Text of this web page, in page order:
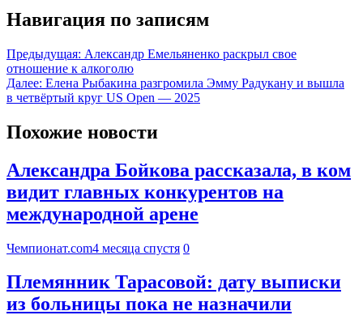
Навигация по записям
Предыдущая: Александр Емельяненко раскрыл свое
отношение к алкоголю
Далее: Елена Рыбакина разгромила Эмму Радукану и вышла
в четвёртый круг US Open — 2025
Похожие новости
Александра Бойкова рассказала, в ком
видит главных конкурентов на
международной арене
Чемпионат.com4 месяца спустя 0
Племянник Тарасовой: дату выписки
из больницы пока не назначили